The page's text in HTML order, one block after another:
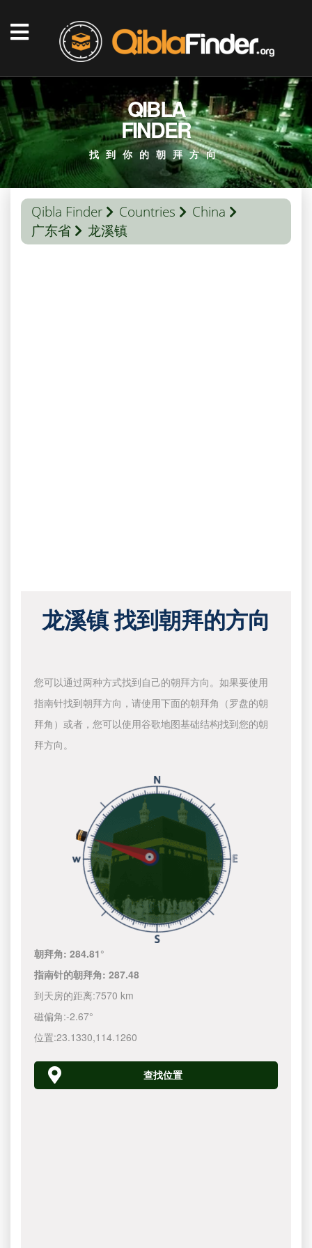
QIBLA
FINDER
找到你的朝拜方向
Qibla Finder Countries
China
广东省
龙溪镇
龙溪镇 找到朝拜的方向
您可以通过两种方式找到自己的朝拜方向。如果要使用
指南针找到朝拜方向，请使用下面的朝拜角（罗盘的朝
拜角）或者，您可以使用谷歌地图基础结构找到您的朝
拜方向。
朝拜角:284.81°
指南针的朝拜角:287.48
到天房的距离:7570 km
磁偏角:-2.67°
位置:23.1330,114.1260
查找位置